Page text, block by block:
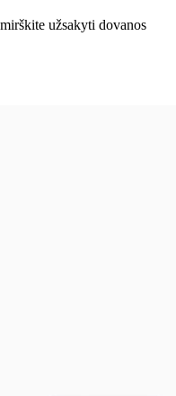
užsakyti dovanos